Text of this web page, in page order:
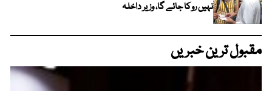
نہیں روکا جائے گا، وزیر داخلہ
مقبول ترین خبریں